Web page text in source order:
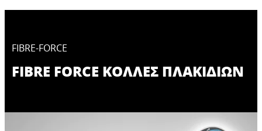
FIBRE-FORCE
FIBRE FORCE ΚΟΛΛΕΣ ΠΛΑΚΙΔΙΩΝ